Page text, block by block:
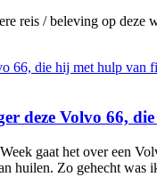
reis / beleving op deze
deze Volvo 66,
gaat het over een
huilen. Zo gehecht was